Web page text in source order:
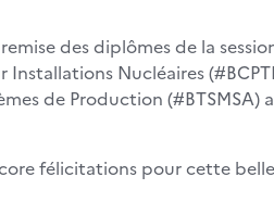
des diplômes de la
Installations Nucléaires
de Production (#BTSMSA)
félicitations pour cette